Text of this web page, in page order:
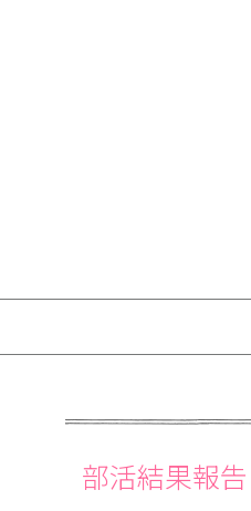
部活結果報告